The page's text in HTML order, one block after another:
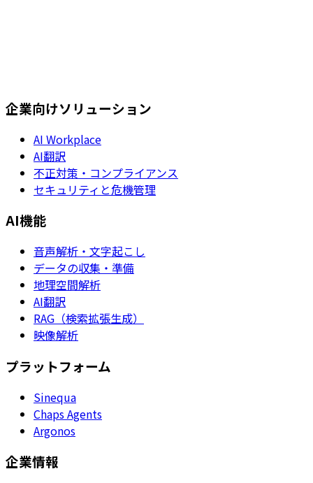
企業向けソリューション
AI Workplace
AI翻訳
不正対策・コンプライアンス
セキュリティと危機管理
AI機能
音声解析・文字起こし
データの収集・準備
地理空間解析
AI翻訳
RAG（検索拡張生成）
映像解析
プラットフォーム
Sinequa
Chaps Agents
Argonos
企業情報